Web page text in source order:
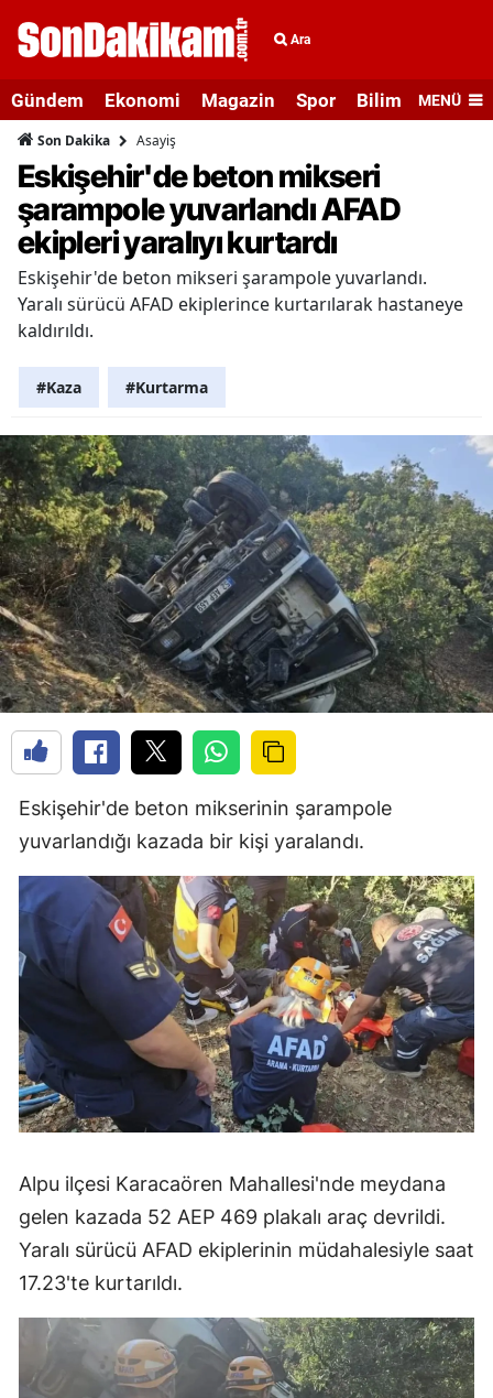
Ara
Gündem Ekonomi Magazin Spor Bilim veMENÜ
Son Dakika Asayiş
Eskişehir'de beton mikseri
şarampole yuvarlandı AFAD
ekipleri yaralıyı kurtardı
Eskişehir'de beton mikseri şarampole yuvarlandı.
Yaralı sürücü AFAD ekiplerince kurtarılarak hastaneye
kaldırıldı.
#Kaza #Kurtarma
Eskişehir'de beton mikserinin şarampole
yuvarlandığı kazada bir kişi yaralandı.
Alpu ilçesi Karacaören Mahallesi'nde meydana
gelen kazada 52 AEP 469 plakalı araç devrildi.
Yaralı sürücü AFAD ekiplerinin müdahalesiyle saat
17.23'te kurtarıldı.